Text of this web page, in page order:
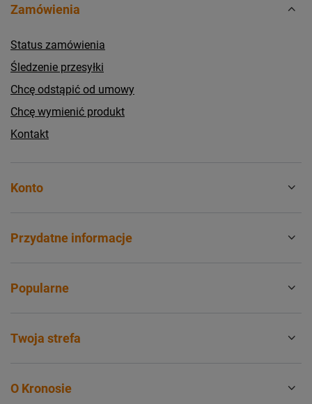
Zamówienia
Status zamówienia
Śledzenie przesyłki
Chcę odstąpić od umowy
Chcę wymienić produkt
Kontakt
Konto
Przydatne informacje
Popularne
Twoja strefa
O Kronosie